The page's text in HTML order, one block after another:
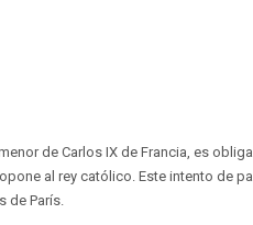
de Carlos IX de Francia, es
al rey católico. Este intento de
de París.